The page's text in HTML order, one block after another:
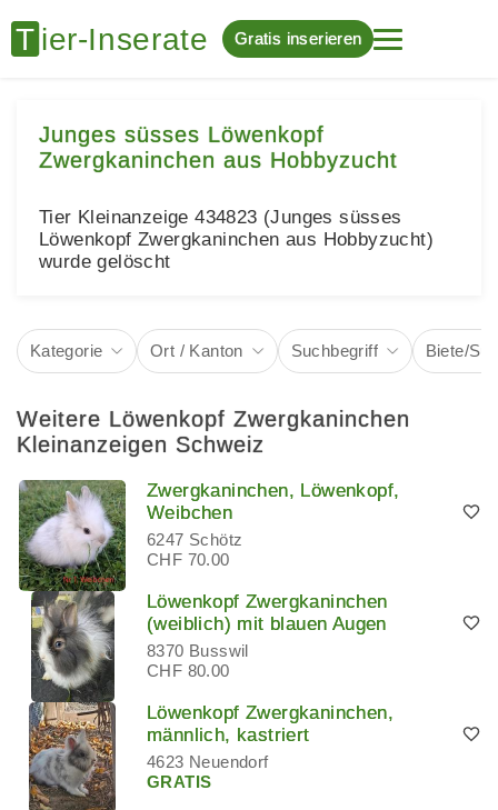
Gratis inserieren
Junges süsses Löwenkopf
Zwergkaninchen aus Hobbyzucht
Tier Kleinanzeige 434823 (Junges süsses
Löwenkopf Zwergkaninchen aus Hobbyzucht)
wurde gelöscht
Kategorie Ort / Kanton Suchbegriff Biete/
Weitere Löwenkopf Zwergkaninchen
Kleinanzeigen Schweiz
Zwergkaninchen, Löwenkopf,
Weibchen
6247 Schötz
CHF 70.00
Löwenkopf Zwergkaninchen
(weiblich) mit blauen Augen
8370 Busswil
CHF 80.00
Löwenkopf Zwergkaninchen,
männlich, kastriert
4623 Neuendorf
GRATIS